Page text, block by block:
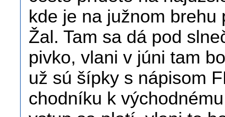
kde je na južnom
Žal. Tam sa dá pod
pivko, vlani v júni tam
už sú šípky s nápisom
chodníku k